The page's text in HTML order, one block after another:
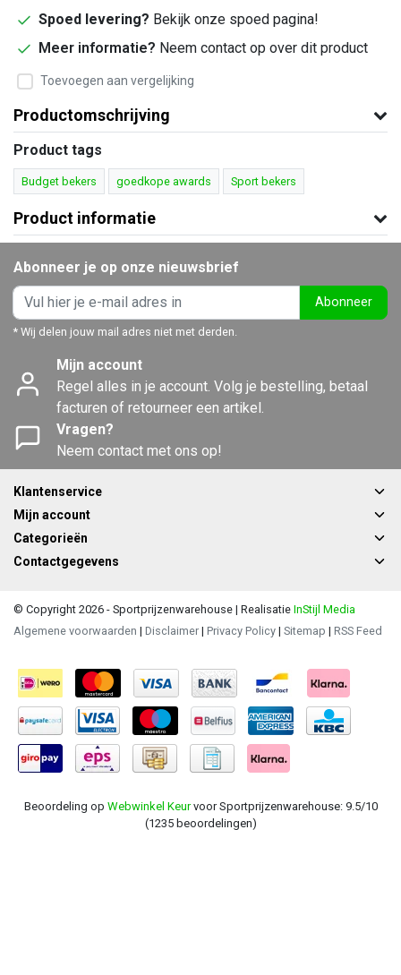
Spoed levering? Bekijk onze spoed pagina!
Meer informatie? Neem contact op over dit product
Toevoegen aan vergelijking
Productomschrijving
Product tags
Budget bekers goedkope awards Sport bekers
Product informatie
Abonneer je op onze nieuwsbrief
Abonneer
* Wij delen jouw mail adres niet met derden.
Mijn account
Regel alles in je account. Volg je bestelling, betaal
facturen of retourneer een artikel.
Vragen?
Neem contact met ons op!
Klantenservice
Mijn account
Categorieën
Contactgegevens
© Copyright 2026 - Sportprijzenwarehouse | Realisatie InStijl Media
Algemene voorwaarden | Disclaimer | Privacy Policy | Sitemap | RSS Feed
Beoordeling op Webwinkel Keurvoor Sportprijzenwarehouse: 9.5/10
(1235 beoordelingen)